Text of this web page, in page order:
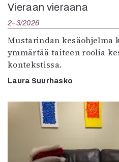
Vieraan vieraana
2–3/2026
Mustarindan kesäohjelma
ymmärtää taiteen roolia
kontekstissa.
Laura Suurhasko